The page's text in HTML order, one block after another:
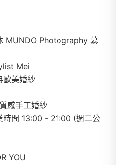
MUNDO Photography 慕
Mei
歐美婚紗
感手工婚紗
間 13:00 - 21:00 (週二公
YOU